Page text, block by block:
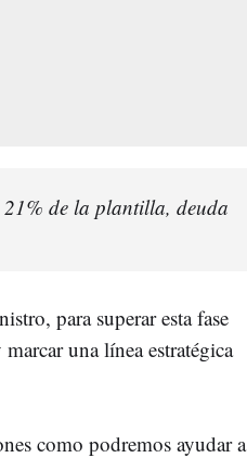
21% de la plantilla, deuda
para superar esta fase
una línea estratégica
como podremos ayudar a